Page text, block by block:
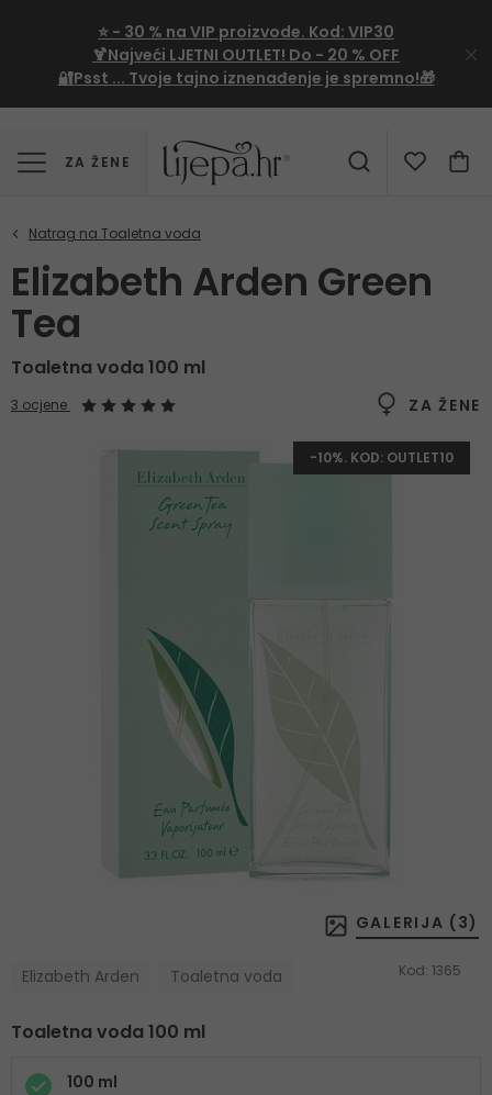
⭐ - 30 % na VIP proizvode. Kod: VIP30
🍹Najveći LJETNI OUTLET! Do - 20 % OFF
🔐Psst ... Tvoje tajno iznenađenje je spremno!🎁
ZA ŽENE
Elizabeth Arden Green
Tea
Toaletna voda 100 ml
ZA ŽENE
3 ocjene
-10%. KOD: OUTLET10
GALERIJA ( 3)
Elizabeth Arden Toaletna voda Kod: 1365
Toaletna voda 100 ml
100 ml